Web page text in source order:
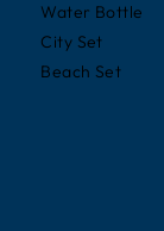
Water Bottle
City Set
Beach Set